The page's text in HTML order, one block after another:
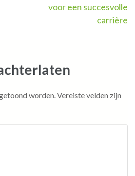
voor een succesvolle
carrière
worden.Vereiste velden zijn